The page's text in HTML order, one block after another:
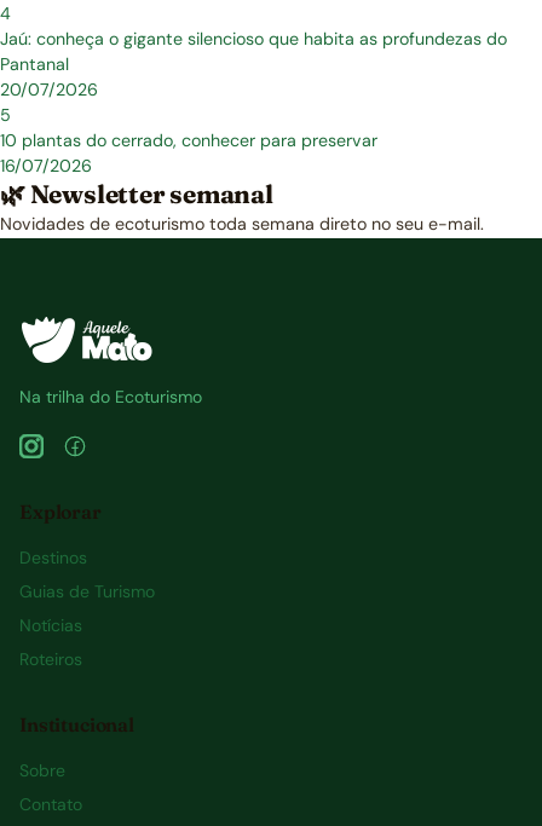
4
Jaú: conheça o gigante silencioso que habita as profundezas do
Pantanal
20/07/2026
5
10 plantas do cerrado, conhecer para preservar
16/07/2026
🌿 Newsletter semanal
Novidades de ecoturismo toda semana direto no seu e-mail.
Na trilha do Ecoturismo
Explorar
Destinos
Guias de Turismo
Notícias
Roteiros
Institucional
Sobre
Contato